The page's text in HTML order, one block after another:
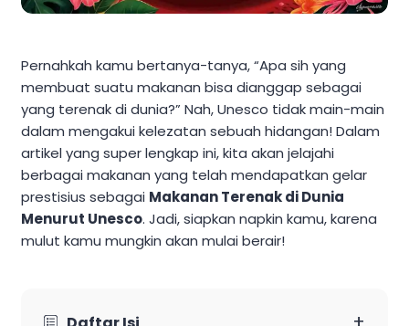
Pernahkah kamu bertanya-tanya, “Apa sih yang
membuat suatu makanan bisa dianggap sebagai
yang terenak di dunia?” Nah, Unesco tidak main-main
dalam mengakui kelezatan sebuah hidangan! Dalam
artikel yang super lengkap ini, kita akan jelajahi
berbagai makanan yang telah mendapatkan gelar
prestisius sebagai Makanan Terenak di Dunia
Menurut Unesco. Jadi, siapkan napkin kamu, karena
mulut kamu mungkin akan mulai berair!